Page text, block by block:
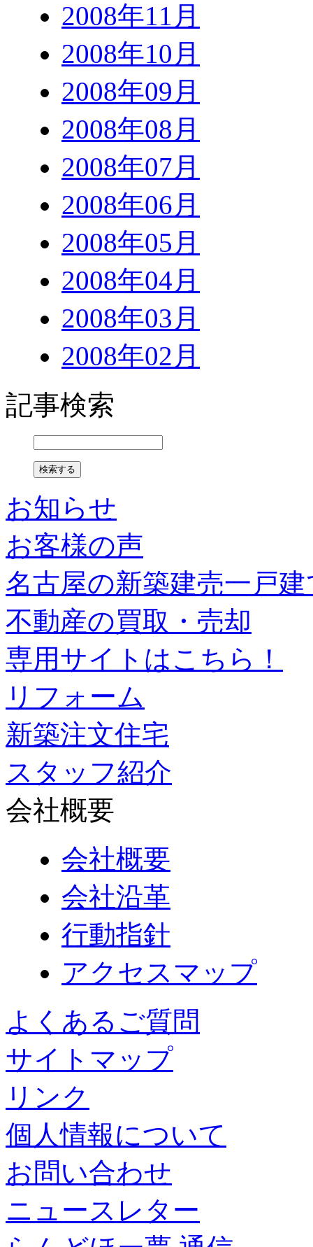
2008年11月
2008年10月
2008年09月
2008年08月
2008年07月
2008年06月
2008年05月
2008年04月
2008年03月
2008年02月
記事検索
お知らせ
お客様の声
名古屋の新築建売一戸
不動産の買取・売却
専用サイトはこちら！
リフォーム
新築注文住宅
スタッフ紹介
会社概要
会社概要
会社沿革
行動指針
アクセスマップ
よくあるご質問
サイトマップ
リンク
個人情報について
お問い合わせ
ニュースレター